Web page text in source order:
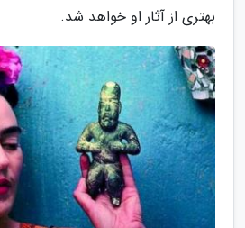
بهتری از آثار او خواهد شد.